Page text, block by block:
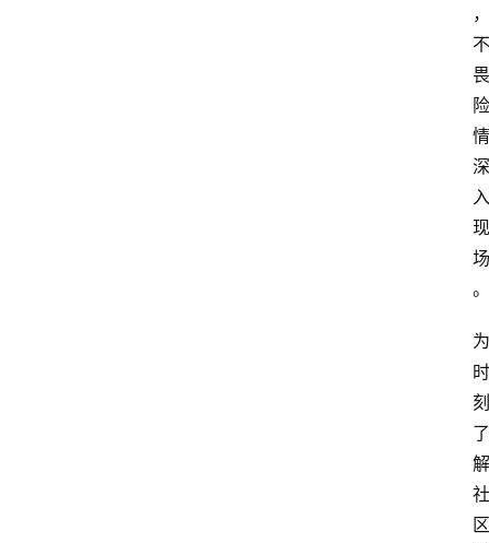
，
不
畏
险
情
深
入
现
场
。
为
时
刻
了
解
社
区